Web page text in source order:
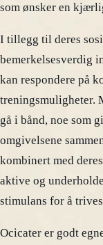
som ønsker en
I tillegg til deres
bemerkelsesverdig
kan respondere på
treningsmuligheter.
gå i bånd, noe som
omgivelsene
kombinert med
aktive og
stimulans for å
Ocicater er godt